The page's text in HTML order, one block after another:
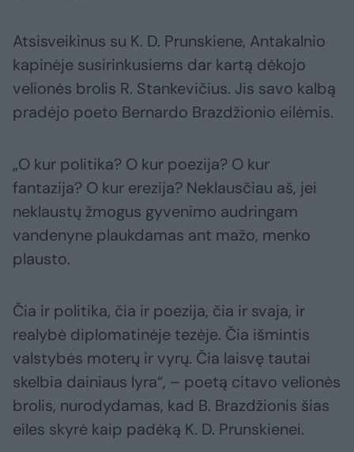
Atsisveikinus su K. D. Prunskiene, Antakalnio
kapinėje susirinkusiems dar kartą dėkojo
velionės brolis R. Stankevičius. Jis savo kalbą
pradėjo poeto Bernardo Brazdžionio eilėmis.
„O kur politika? O kur poezija? O kur
fantazija? O kur erezija? Neklausčiau aš, jei
neklaustų žmogus gyvenimo audringam
vandenyne plaukdamas ant mažo, menko
plausto.
Čia ir politika, čia ir poezija, čia ir svaja, ir
realybė diplomatinėje tezėje. Čia išmintis
valstybės moterų ir vyrų. Čia laisvę tautai
skelbia dainiaus lyra“, – poetą citavo velionės
brolis, nurodydamas, kad B. Brazdžionis šias
eiles skyrė kaip padėką K. D. Prunskienei.